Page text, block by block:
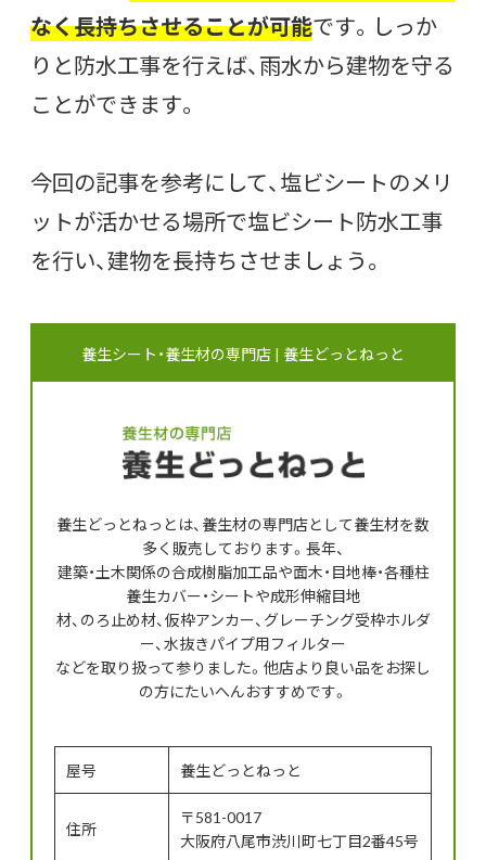
なく長持ちさせることが可能です。しっか
りと防水工事を行えば、雨水から建物を守る
ことができます。
今回の記事を参考にして、塩ビシートのメリ
ットが活かせる場所で塩ビシート防水工事
を行い、建物を長持ちさせましょう。
養生シート・養生材の専門店 | 養生どっとねっと
養生どっとねっとは、養生材の専門店として養生材を数
多く販売しております。長年、
建築・土木関係の合成樹脂加工品や面木・目地棒・各種柱
養生カバー・シートや成形伸縮目地
材、のろ止め材、仮枠アンカー、グレーチング受枠ホルダ
ー、水抜きパイプ用フィルター
などを取り扱って参りました。他店より良い品をお探し
の方にたいへんおすすめです。
屋号 養生どっとねっと
住所
〒581-0017
大阪府八尾市渋川町七丁目2番45号